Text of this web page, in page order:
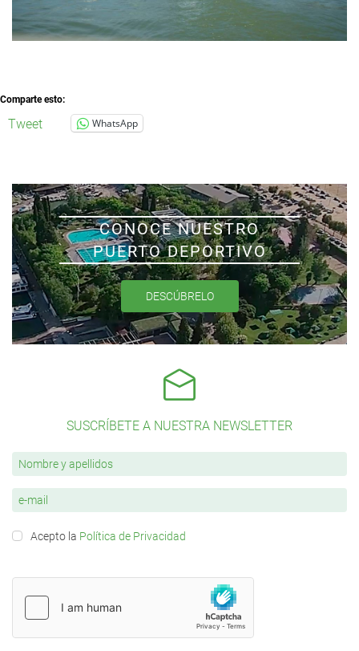
Comparte esto:
Tweet WhatsApp
CONOCE NUESTRO
PUERTO DEPORTIVO
DESCÚBRELO
SUSCRÍBETE A NUESTRA NEWSLETTER
Acepto la Política de Privacidad